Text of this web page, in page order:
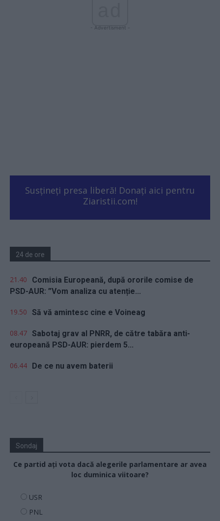
- Advertisment -
Susțineți presa liberă! Donați aici pentru
Ziaristii.com!
24 de ore
21.40
Comisia Europeană, după ororile comise de
PSD-AUR: ”Vom analiza cu atenție...
19.50 Să vă amintesc cine e Voineag
08.47 Sabotaj grav al PNRR, de către tabăra anti-
europeană PSD-AUR: pierdem 5...
06.44 De ce nu avem baterii
Sondaj
Ce partid ați vota dacă alegerile parlamentare ar avea
loc duminica viitoare?
USR
PNL